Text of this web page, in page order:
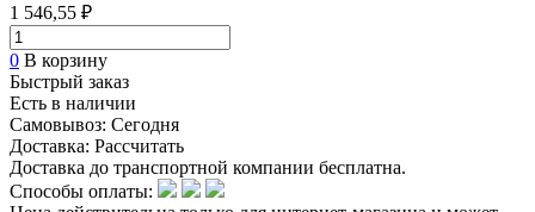
1 546,55 ₽
0 В корзину
Быстрый заказ
Есть в наличии
Самовывоз: Сегодня
Доставка: Рассчитать
Доставка до транспортной компании бесплатна.
Способы оплаты: